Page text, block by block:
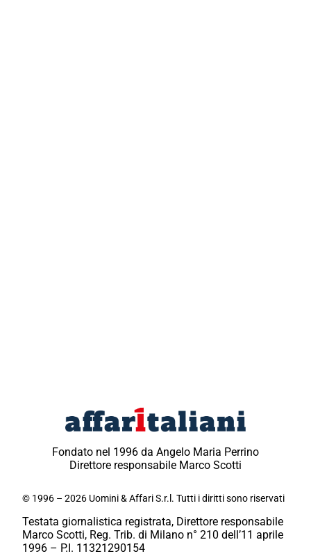
Fondato nel 1996 da Angelo Maria Perrino
Direttore responsabile Marco Scotti
© 1996 – 2026 Uomini & Affari S.r.l. Tutti i diritti sono riservati
Testata giornalistica registrata, Direttore responsabile
Marco Scotti, Reg. Trib. di Milano n° 210 dell’11 aprile
1996 – P.I. 11321290154